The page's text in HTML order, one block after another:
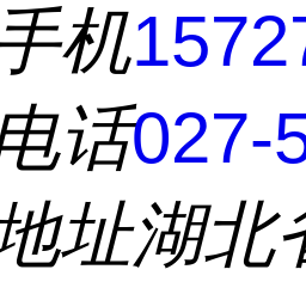
机
话027-
址湖北